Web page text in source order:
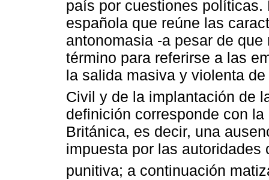
país por cuestiones
española que reúne las
antonomasia -a pesar de
término para referirse a las
la salida masiva y violenta
Civil y de la implantación de
definición corresponde con
Británica, es decir, una
impuesta por las
punitiva; a continuación